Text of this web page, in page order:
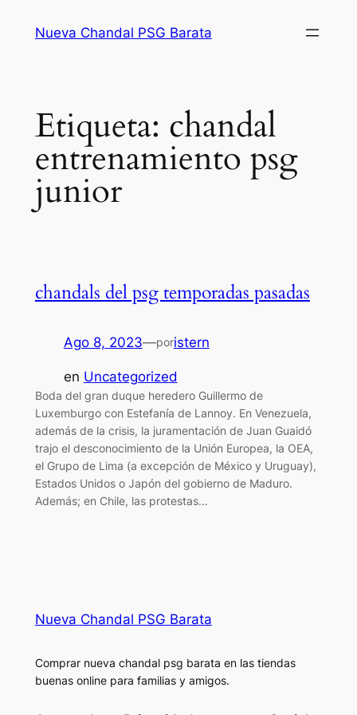
Nueva Chandal PSG Barata
Etiqueta: chandal
entrenamiento psg
junior
chandals del psg temporadas pasadas
Ago 8, 2023—poristern
en Uncategorized
Boda del gran duque heredero Guillermo de
Luxemburgo con Estefanía de Lannoy. En Venezuela,
además de la crisis, la juramentación de Juan Guaidó
trajo el desconocimiento de la Unión Europea, la OEA,
el Grupo de Lima (a excepción de México y Uruguay),
Estados Unidos o Japón del gobierno de Maduro.
Además; en Chile, las protestas…
Nueva Chandal PSG Barata
Comprar nueva chandal psg barata en las tiendas
buenas online para familias y amigos.